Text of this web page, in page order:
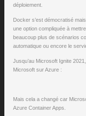
déploiement.
Docker s’est démocratisé
une option compliquée à
beaucoup plus de scénarios
automatique ou encore le
Jusqu’au Microsoft Ignite
Microsoft sur Azure :
Mais cela a changé car
Azure Container Apps.